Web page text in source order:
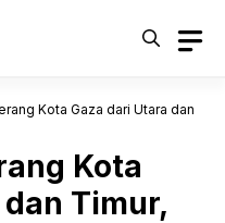
Kota Gaza dari Utara dan
Kota
Timur,